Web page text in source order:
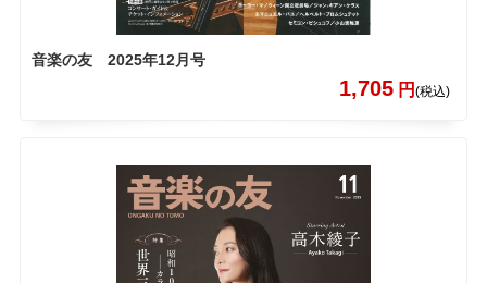
音楽の友 2025年12月号
1,705 円(税込)